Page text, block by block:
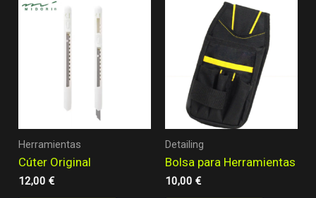
Herramientas
Cúter Original
12,00€
Detailing
Bolsa para Herramientas
10,00 €